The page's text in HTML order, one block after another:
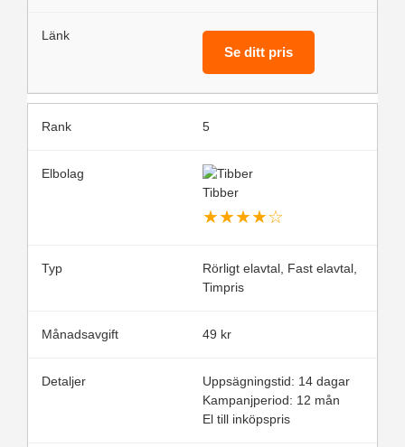
Se ditt pris
5
Tibber
★★★★☆
Rörligt elavtal, Fast elavtal,
Timpris
49 kr
Uppsägningstid: 14 dagar
Kampanjperiod: 12 mån
El till inköpspris